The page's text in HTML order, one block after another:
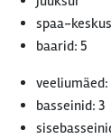
spaa-keskus
baarid: 5
veeliumäed:
basseinid: 3